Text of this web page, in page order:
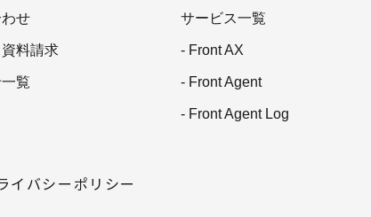
せ
料請求
覧
サービス一覧
- Front AX
- Front Agent
- Front Agent Log
イバシーポリシー